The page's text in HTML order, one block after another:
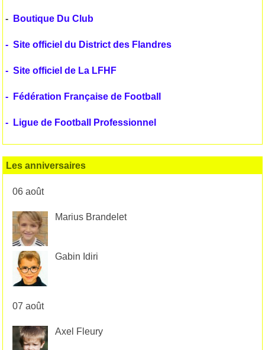
- Boutique Du Club
- Site officiel du District des Flandres
- Site officiel de La LFHF
- Fédération Française de Football
- Ligue de Football Professionnel
Les anniversaires
06 août
Marius Brandelet
Gabin Idiri
07 août
Axel Fleury